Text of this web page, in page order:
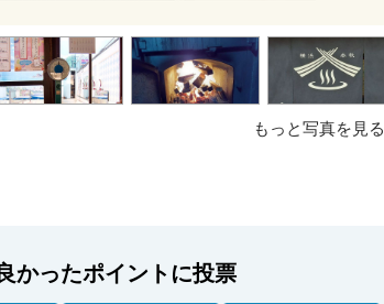
もっと写真を見る
かったポイントに投票